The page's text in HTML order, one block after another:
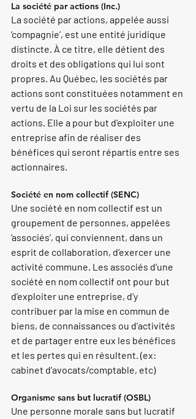
La société par actions (Inc.)
La société par actions, appelée aussi
‘compagnie’, est une entité juridique
distincte. À ce titre, elle détient des
droits et des obligations qui lui sont
propres. Au Québec, les sociétés par
actions sont constituées notamment en
vertu de la Loi sur les sociétés par
actions. Elle a pour but d’exploiter une
entreprise afin de réaliser des
bénéfices qui seront répartis entre ses
actionnaires.
Société en nom collectif (SENC)
Une société en nom collectif est un
groupement de personnes, appelées
‘associés’, qui conviennent, dans un
esprit de collaboration, d’exercer une
activité commune. Les associés d’une
société en nom collectif ont pour but
d’exploiter une entreprise, d’y
contribuer par la mise en commun de
biens, de connaissances ou d’activités
et de partager entre eux les bénéfices
et les pertes qui en résultent. (ex:
cabinet d’avocats/comptable, etc)
Organisme sans but lucratif (OSBL)
Une personne morale sans but lucratif